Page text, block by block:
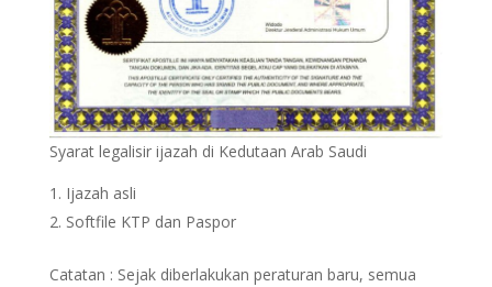
Syarat legalisir ijazah di Kedutaan Arab Saudi
Ijazah asli
Softfile KTP dan Paspor
Catatan : Sejak diberlakukan peraturan baru, semua